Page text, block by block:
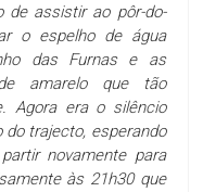
de assistir ao pôr-do-
o espelho de água
das Furnas e as
amarelo que tão
Agora era o silêncio
do trajecto, esperando
novamente para
às 21h30 que